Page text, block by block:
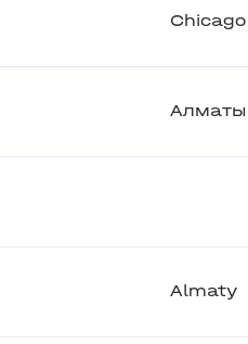
Chicago
Алматы
Almaty